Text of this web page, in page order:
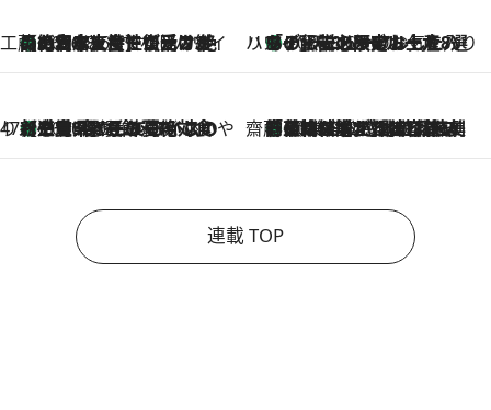
工藤まやのおもてなしハワイ
2026.8.6
【ハワイ土産】ローカルの絶大な支持で復活！ 絶品の幻クッキー《元ファンの日本人女性が受け継いだ名店》 ハワイ賢者 リサのお気に入りリスト2026.8.6
あの伝説の限定トートも！ リニューアルした「ディーン＆デルーカ ハワイ」で必須のお土産8選
47都道府県の手みやげ ひんやりスイーツで夏を満喫
2026.8.6
【三重県】この夏絶対食べたい 冷やしておいしいおやつ3選 お餅×アイスの新感覚スイーツ 齋藤 薫 美容脳ルネサンス
2026.8.6
「荷物が増えるほど旅ストレスは増す」美容ジャーナリストがたどり着いた最終結論。“化粧品を劇的に減らす”感動の凝縮美容とは
連載 TOP